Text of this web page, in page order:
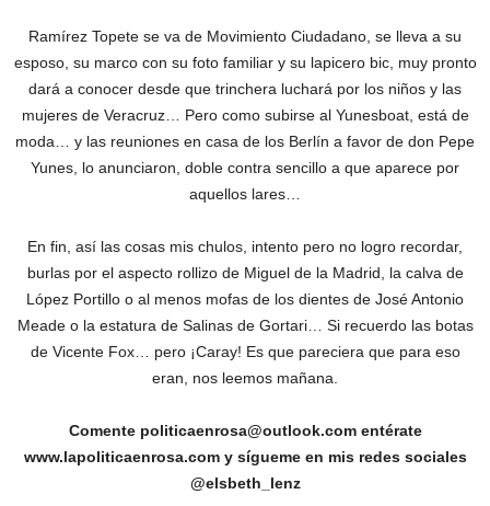
Ramírez Topete se va de Movimiento Ciudadano, se lleva a su
esposo, su marco con su foto familiar y su lapicero bic, muy pronto
dará a conocer desde que trinchera luchará por los niños y las
mujeres de Veracruz… Pero como subirse al Yunesboat, está de
moda… y las reuniones en casa de los Berlín a favor de don Pepe
Yunes, lo anunciaron, doble contra sencillo a que aparece por
aquellos lares…
En fin, así las cosas mis chulos, intento pero no logro recordar,
burlas por el aspecto rollizo de Miguel de la Madrid, la calva de
López Portillo o al menos mofas de los dientes de José Antonio
Meade o la estatura de Salinas de Gortari… Si recuerdo las botas
de Vicente Fox… pero ¡Caray! Es que pareciera que para eso
eran, nos leemos mañana.
Comente politicaenrosa@outlook.com entérate
www.lapoliticaenrosa.com y sígueme en mis redes sociales
@elsbeth_lenz